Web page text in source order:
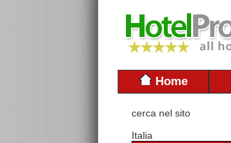
Home
cerca nel sito
Italia